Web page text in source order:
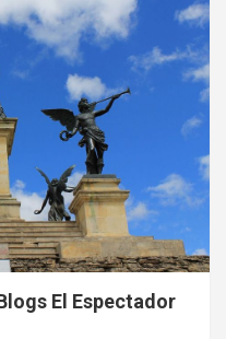
El Espectador